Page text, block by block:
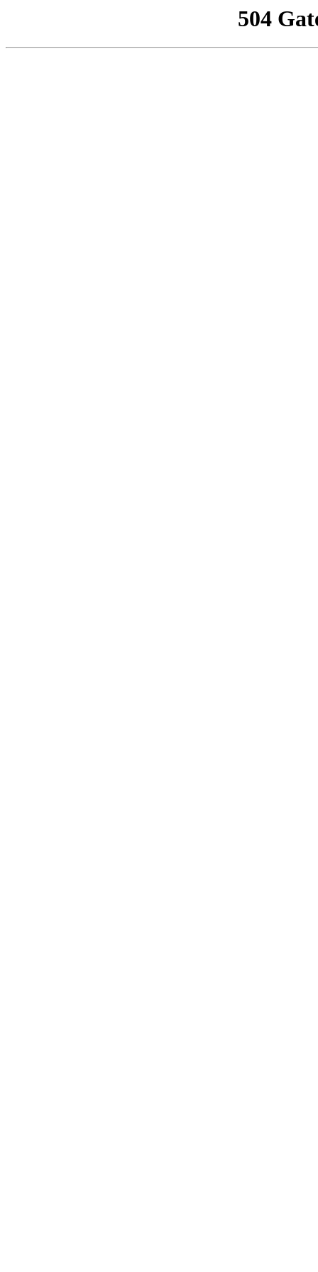
504